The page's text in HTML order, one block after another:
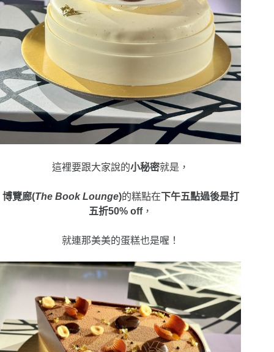
這裡要跟大家說的小秘密就是，
博覽廊(The Book Lounge)的糕點在下午五點過後是打
五折50% off，
就連那美美的蛋糕也是喔！